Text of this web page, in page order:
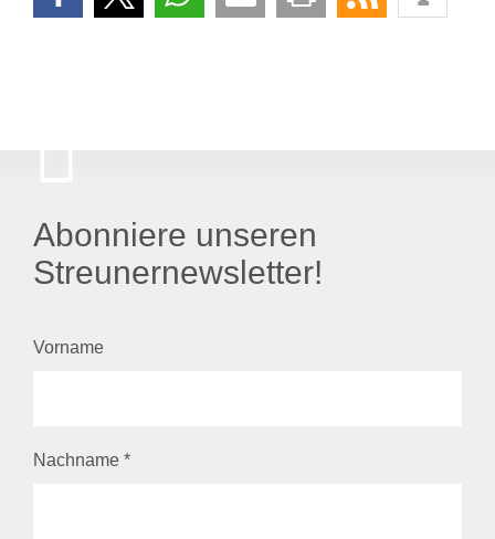
Abonniere unseren
Streunernewsletter!
Vorname
Nachname *